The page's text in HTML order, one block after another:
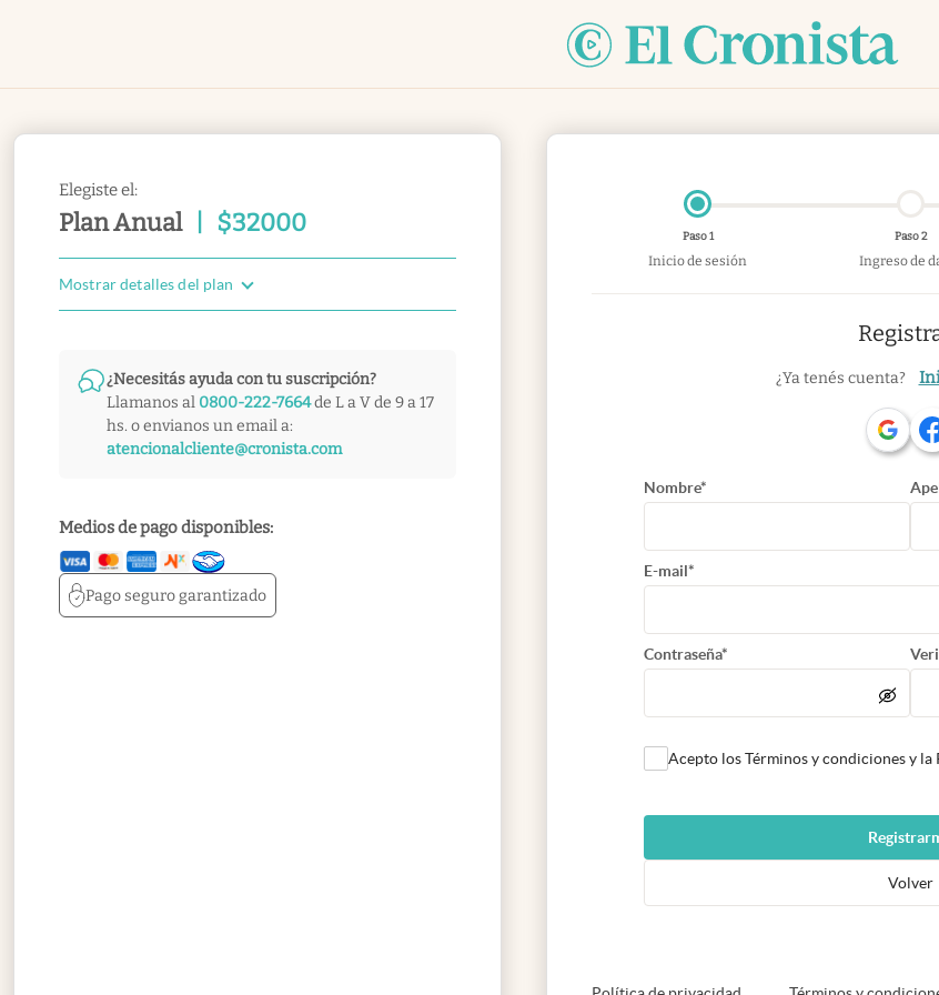
Elegiste el:
Plan Anual $32000
Mostrar detalles del plan
¿Necesitás ayuda con tu suscripción?
Llamanos al 0800-222-7664de L a V de 9 a 17
hs. o envianos un email a:
atencionalcliente@cronista.com
Medios de pago disponibles:
Pago segurogarantizado
Paso 1
Inicio de sesión
Paso 2
Ingreso de
¿Ya tenés cuenta?
Nombre*
E-mail*
Contraseña*
Acepto los Términos y condiciones y
Volver